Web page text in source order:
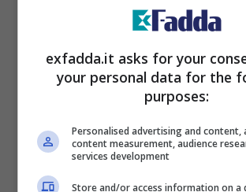
mistero – exfadda.it
Il Capricorno vive per eccellere,
specialmente sul posto di
exfadda.it asks for your
your personal data for the
purposes:
Personalised advertising and content,
content measurement, audience
services development
Store and/or access information on a